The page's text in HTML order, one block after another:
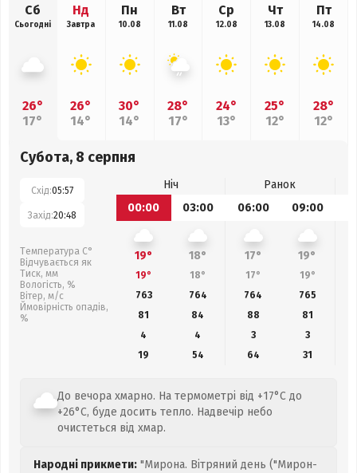
Сб
Сьогодні
26°
17°
Нд
Завтра
26°
14°
Пн
10.08
30°
14°
Вт
11.08
28°
17°
Ср
12.08
24°
13°
Чт
13.08
25°
12°
Пт
14.08
28°
12°
Субота, 8 серпня
Схід:05:57
Захід:20:48
Температура С°
Відчувається як
Тиск, мм
Вологість, %
Вітер, м/с
Ймовірність опадів,
%
Ніч
Ранок
00:00
03:00 06:00 09:00
19° 18° 17° 19°
19° 18° 17° 19°
763
764 764 765
81
84 88 81
4
4 3
3
19
54 64 31
До вечора хмарно. На термометрі від +17°C до
+26°C, буде досить тепло. Надвечір небо
очистеться від хмар.
Народні прикмети: "Мирона. Вітряний день ("Мирон-